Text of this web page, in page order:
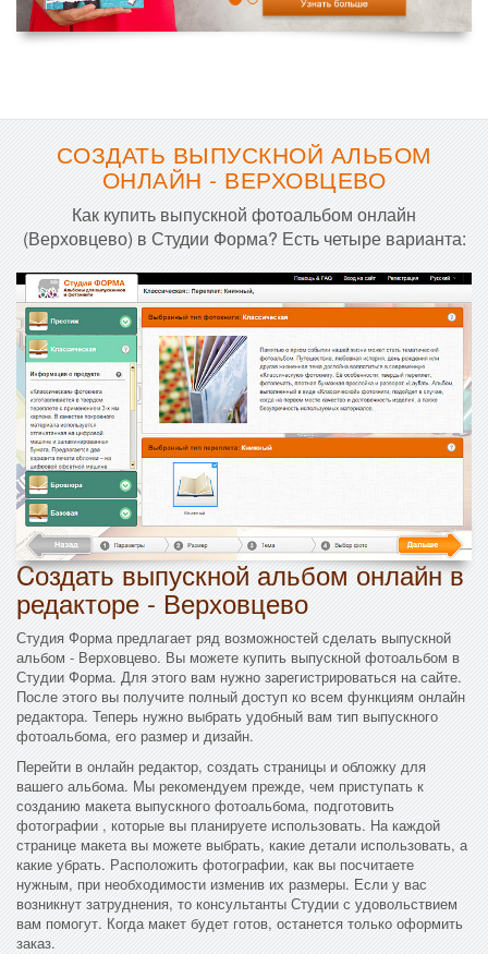
СОЗДАТЬ ВЫПУСКНОЙ АЛЬБОМ
ОНЛАЙН - ВЕРХОВЦЕВО
Как купить выпускной фотоальбом онлайн
(Верховцево) в Студии Форма? Есть четыре варианта:
Cоздать выпускной альбом онлайн в
редакторе - Верховцево
Студия Форма предлагает ряд возможностей сделать выпускной
альбом - Верховцево. Вы можете купить выпускной фотоальбом в
Студии Форма. Для этого вам нужно зарегистрироваться на сайте.
После этого вы получите полный доступ ко всем функциям онлайн
редактора. Теперь нужно выбрать удобный вам тип выпускного
фотоальбома, его размер и дизайн.
Перейти в онлайн редактор, создать страницы и обложку для
вашего альбома. Мы рекомендуем прежде, чем приступать к
созданию макета выпускного фотоальбома, подготовить
фотографии , которые вы планируете использовать. На каждой
странице макета вы можете выбрать, какие детали использовать, а
какие убрать. Расположить фотографии, как вы посчитаете
нужным, при необходимости изменив их размеры. Если у вас
возникнут затруднения, то консультанты Студии с удовольствием
вам помогут. Когда макет будет готов, останется только оформить
заказ.